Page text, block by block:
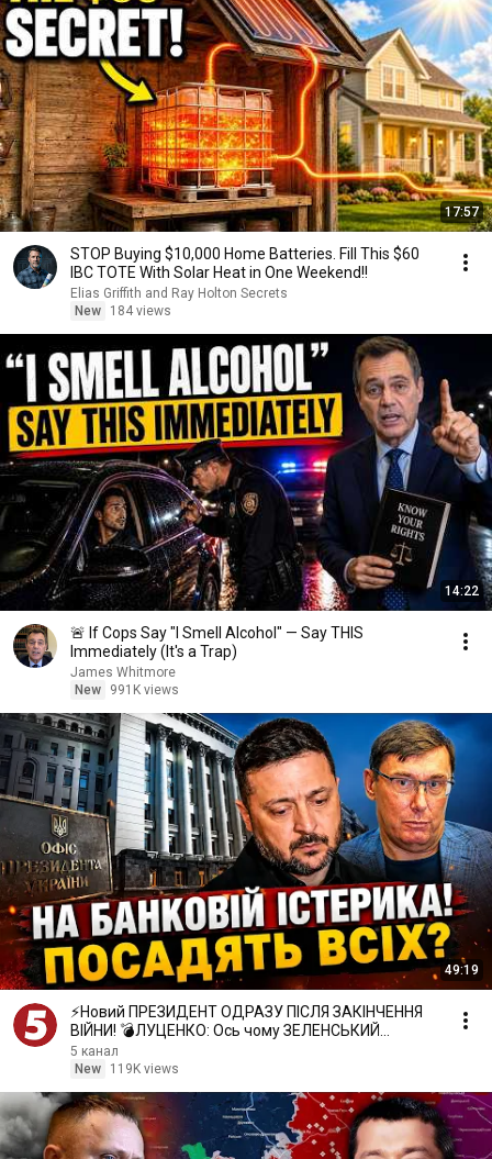
17:57
STOP Buying $10,000 Home Batteries. Fill This $60
IBC TOTE With Solar Heat in One Weekend!!
Elias Griffith and Ray Holton Secrets
New
184 views
14:22
🚨 If Cops Say "I Smell Alcohol" — Say THIS
Immediately (It's a Trap)
James Whitmore
New
991K views
49:19
⚡️Новий ПРЕЗИДЕНТ ОДРАЗУ ПІСЛЯ ЗАКІНЧЕННЯ
ВІЙНИ! 💣ЛУЦЕНКО: Ось чому ЗЕЛЕНСЬКИЙ
РОЗІГНАВ ВСІХ
5 канал
New
119K views